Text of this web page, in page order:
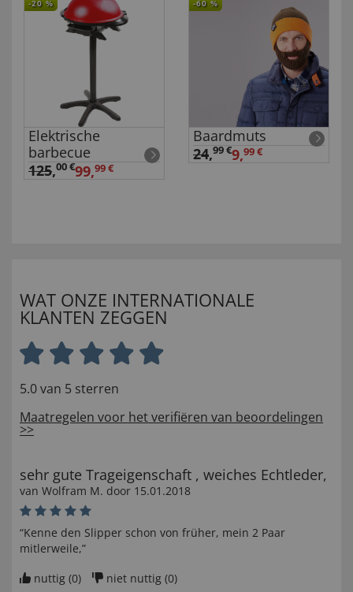
-20 %
Elektrische
barbecue
125,00 €99,99 €
-60 %
Baardmuts
24,99 €9,99 €
WAT ONZE INTERNATIONALE
KLANTEN ZEGGEN
5.0 van 5 sterren
Maatregelen voor het verifiëren van beoordelingen
>>
sehr gute Trageigenschaft , weiches Echtleder,
van Wolfram M. door 15.01.2018
“Kenne den Slipper schon von früher, mein 2 Paar
mitlerweile,”
nuttig (0) niet nuttig (0)